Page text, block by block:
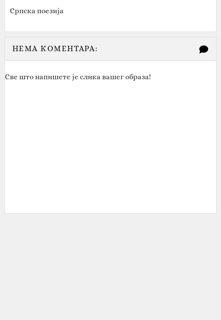
Српска поезија
НЕМА КОМЕНТАРА:
Све што напишете је слика вашег образа!